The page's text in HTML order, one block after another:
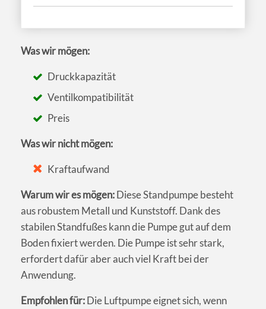
Was wir mögen:
Druckkapazität
Ventilkompatibilität
Preis
Was wir nicht mögen:
Kraftaufwand
Warum wir es mögen:Diese Standpumpe besteht
aus robustem Metall und Kunststoff. Dank des
stabilen Standfußes kann die Pumpe gut auf dem
Boden fixiert werden. Die Pumpe ist sehr stark,
erfordert dafür aber auch viel Kraft bei der
Anwendung.
Empfohlen für:Die Luftpumpe eignet sich, wenn